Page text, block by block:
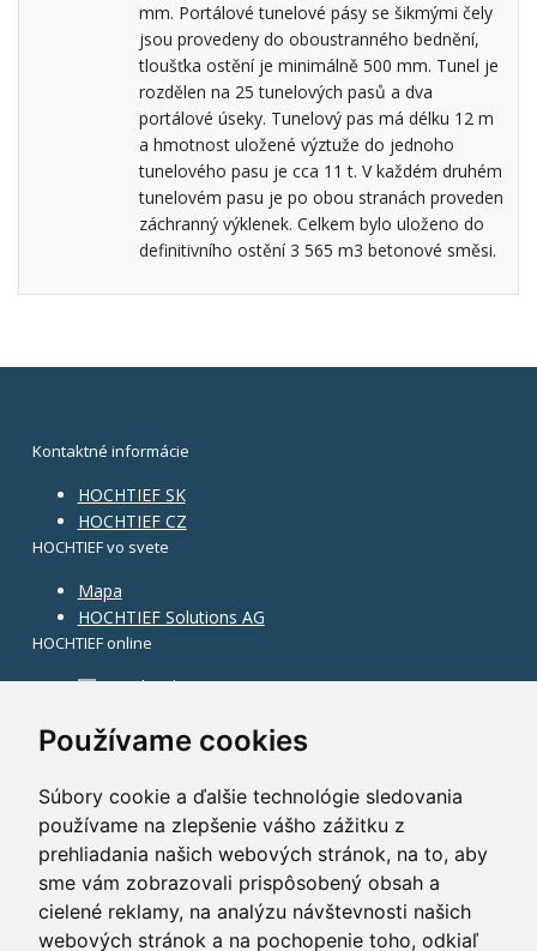
Používame cookies
Súbory cookie a ďalšie technológie sledovania
používame na zlepšenie vášho zážitku z
prehliadania našich webových stránok, na to, aby
sme vám zobrazovali prispôsobený obsah a
cielené reklamy, na analýzu návštevnosti našich
webových stránok a na pochopenie toho, odkiaľ
mm. Portálové tunelové pásy se šikmými čely
jsou provedeny do oboustranného bednění,
tloušťka ostění je minimálně 500 mm. Tunel je
rozdělen na 25 tunelových pasů a dva
portálové úseky. Tunelový pas má délku 12 m
a hmotnost uložené výztuže do jednoho
tunelového pasu je cca 11 t. V každém druhém
tunelovém pasu je po obou stranách proveden
záchranný výklenek. Celkem bylo uloženo do
definitivního ostění 3 565 m3 betonové směsi.
Kontaktné informácie
HOCHTIEF SK
HOCHTIEF CZ
HOCHTIEF vo svete
Mapa
HOCHTIEF Solutions AG
HOCHTIEF online
Facebook